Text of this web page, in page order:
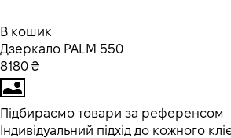
В кошик
Дзеркало PALM 550
8180 ₴
Підбираємо товари за референсом
Індивідуальний підхід до кожного